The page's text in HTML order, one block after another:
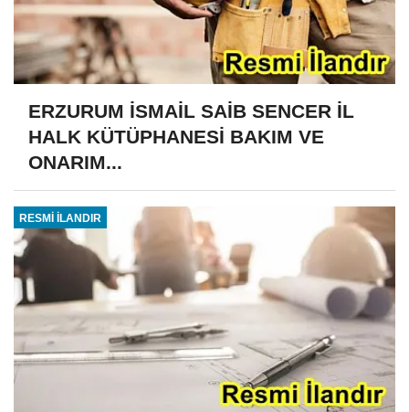
ERZURUM İSMAİL SAİB SENCER İL
HALK KÜTÜPHANESİ BAKIM VE
ONARIM...
RESMİ İLANDIR